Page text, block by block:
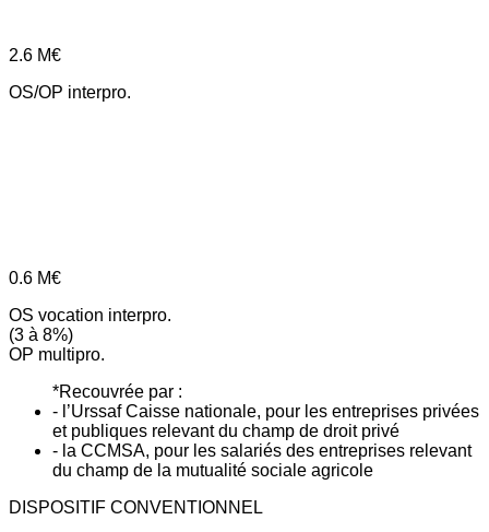
2.6 M€
OS/OP interpro.
0.6 M€
OS vocation interpro.
(3 à 8%)
OP multipro.
*Recouvrée par :
- l’Urssaf Caisse nationale, pour les entreprises privées
et publiques relevant du champ de droit privé
- la CCMSA, pour les salariés des entreprises relevant
du champ de la mutualité sociale agricole
DISPOSITIF CONVENTIONNEL